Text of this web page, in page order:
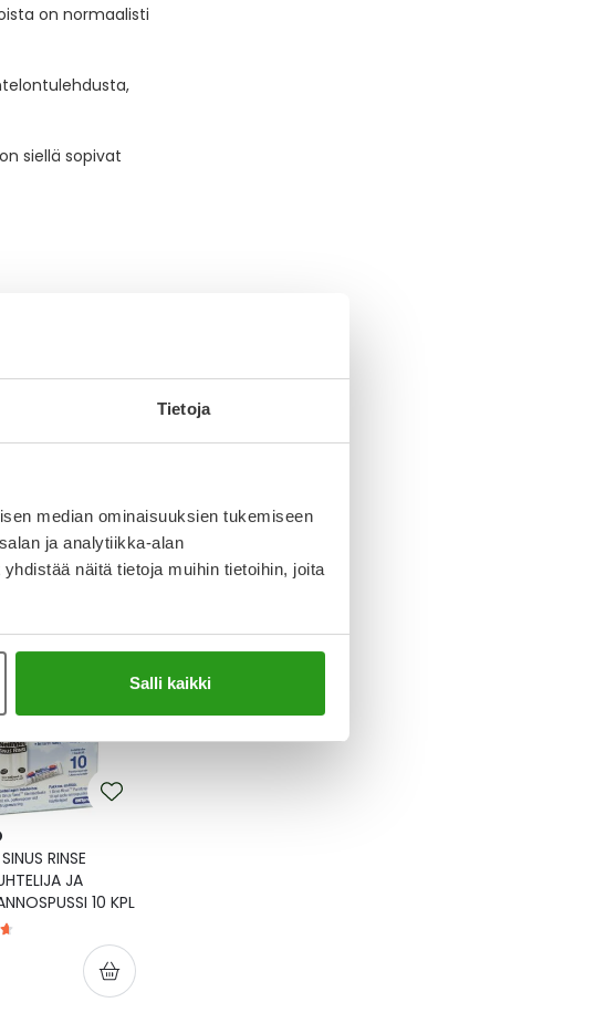
Tietoja
median ominaisuuksien tukemiseen
ja analytiikka-alan
näitä tietoja muihin tietoihin, joita
Salli kaikki
on normaalisti
siellä sopivat
tai
ihmisiä suojata
myös
RINSE
JA
10 KPL